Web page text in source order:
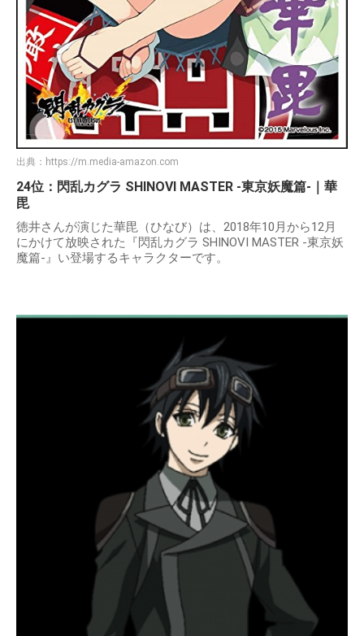
出典： https://m.media-amazon.com
24位：閃乱カグラ SHINOVI MASTER -東京妖魔篇-｜華
毘
徳井さんが演じた華毘（ひなび）は、2018年10月から12月
にかけて放映された『閃乱カグラ SHINOVI MASTER -東京妖
魔篇-』い登場するキャラクターです。